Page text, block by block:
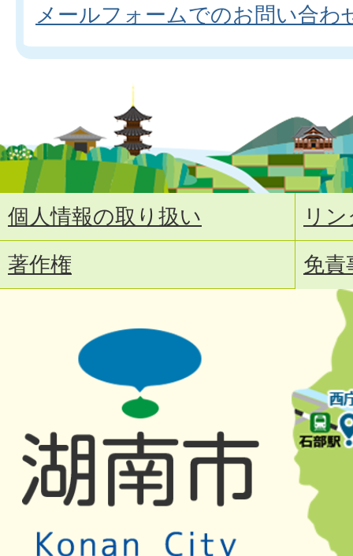
メールフォームでのお問い合わ
個人情報の取り扱い
リ
著作権
免責